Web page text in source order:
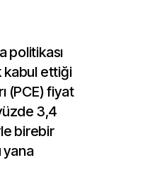
politikası
kabul ettiği
(PCE) fiyat
3,4
birebir
yana